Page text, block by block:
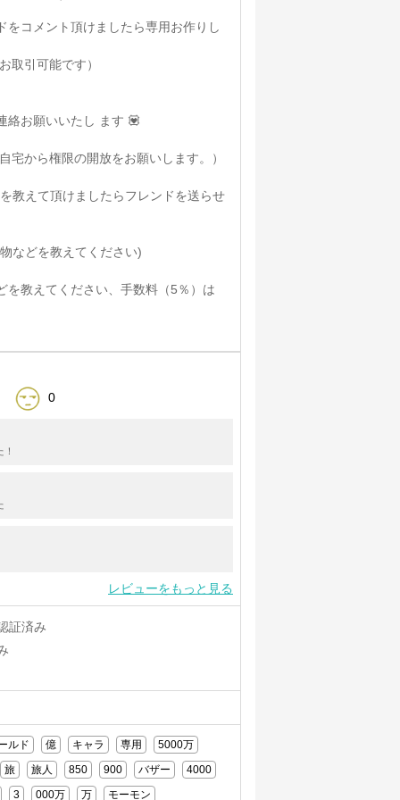
コメント頂けましたら専用お作りし
引可能です）
絡お願いいたし ます 💟
宅から権限の開放をお願いします。）
教えて頂けましたらフレンドを送らせ
などを教えてください)
を教えてください、手数料（5％）は
0
レビューをもっと見る
証済み
ルド 億 キャラ 専用
5000万
旅
旅人 850 900 バザー
4000
3
000万 万 モーモン